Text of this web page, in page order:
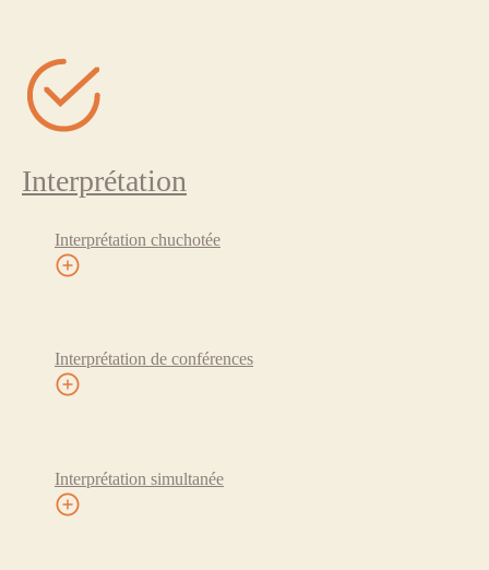
Interprétation
Interprétation chuchotée
Interprétation de conférences
Interprétation simultanée